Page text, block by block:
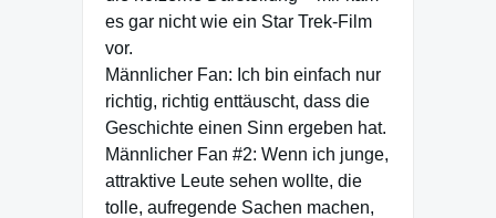
es gar nicht wie ein Star Trek-Film
vor.
Männlicher Fan: Ich bin einfach nur
richtig, richtig enttäuscht, dass die
Geschichte einen Sinn ergeben hat.
Männlicher Fan #2: Wenn ich junge,
attraktive Leute sehen wollte, die
tolle, aufregende Sachen machen,